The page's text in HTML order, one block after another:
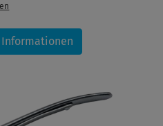
Informationen